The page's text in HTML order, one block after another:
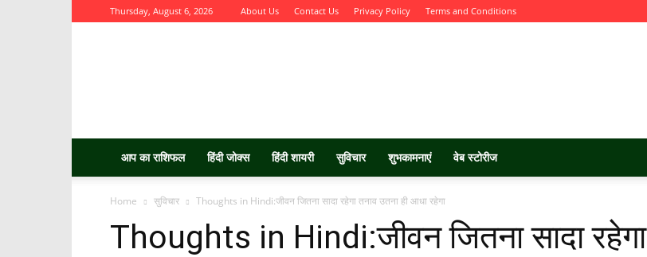
Thursday, August 6, 2026 About Us Contact Us Privacy Policy Terms and Conditions
आप का राशिफल हिंदी जोक्स हिंदी शायरी सुविचार शुभकामनाएं वेब स्टोरीज
Home सुविचार Thoughts in Hindi:जीवन जितना सादा रहेगा तनाव उतना ही आधा रहेगा
Thoughts in Hindi:जीवन जितना सादा रहेगा